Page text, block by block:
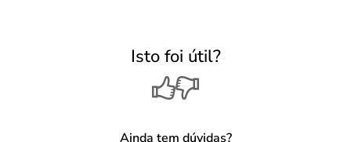
Isto foi útil?
Ainda tem dúvidas?